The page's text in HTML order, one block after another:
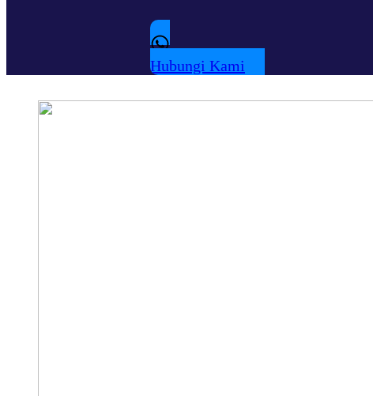
Hubungi Kami